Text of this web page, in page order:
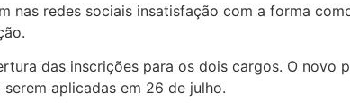
nas redes sociais insatisfação com a forma
das inscrições para os dois cargos. O
aplicadas em 26 de julho.